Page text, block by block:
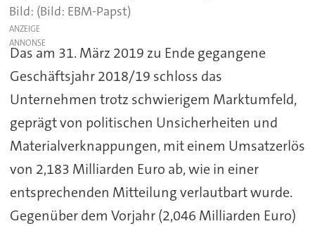
(Bild: EBM-Papst)
ANZEIGE
Das am 31. März 2019 zu Ende gegangene
Geschäftsjahr 2018/19 schloss das
Unternehmen trotz schwierigem Marktumfeld,
geprägt von politischen Unsicherheiten und
Materialverknappungen, mit einem Umsatzerlös
von 2,183 Milliarden Euro ab, wie in einer
entsprechenden Mitteilung verlautbart wurde.
Gegenüber dem Vorjahr (2,046 Milliarden Euro)